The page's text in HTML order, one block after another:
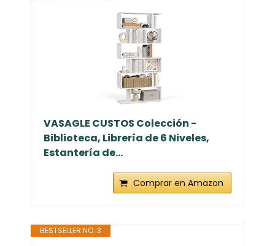
VASAGLE CUSTOS Colección -
Biblioteca, Librería de 6 Niveles,
Estantería de...
Comprar en Amazon
BESTSELLER NO. 3